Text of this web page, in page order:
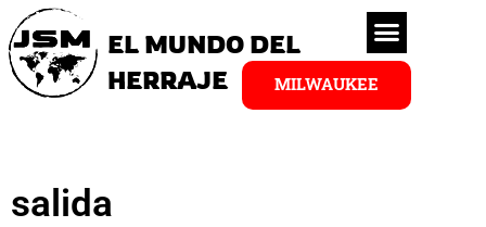
EL MUNDO DEL
HERRAJE
MILWAUKEE
salida